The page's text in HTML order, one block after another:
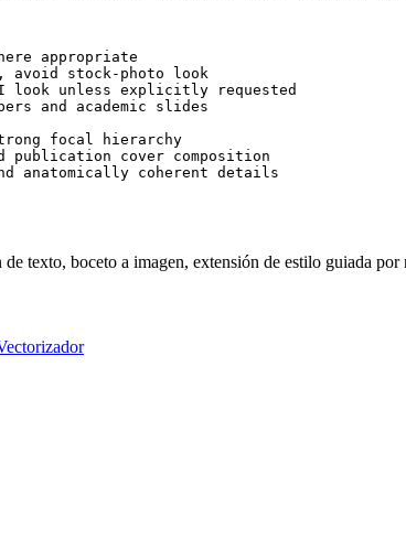
appropriate
avoid stock-photo look
look unless explicitly requested
and academic slides
focal hierarchy
publication cover composition
anatomically coherent details
texto, boceto a imagen, extensión de estilo guiada